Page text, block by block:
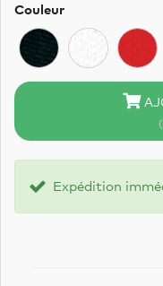
Couleur
Expédition